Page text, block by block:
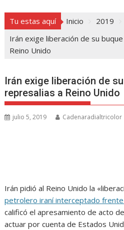
Tu estas aquí Inicio 2019
Irán exige liberación de su
Reino Unido
Irán exige liberación de
represalias a Reino Unido
julio 5, 2019 Cadenaradialtricolor
Irán pidió al Reino Unido la
petrolero iraní interceptado
calificó el apresamiento de acto
actuar por cuenta de Estados